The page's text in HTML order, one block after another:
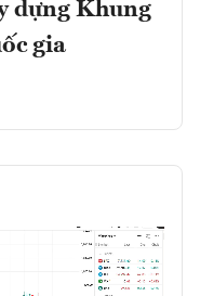
dựng Khung
gia